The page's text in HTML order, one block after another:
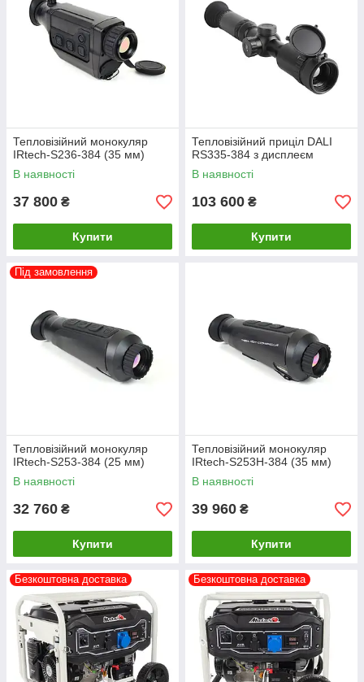
Тепловізійний монокуляр
IRtech-S236-384 (35 мм)
В наявності
37 800 ₴
Купити
Тепловізійний приціл DALI
RS335-384 з дисплеєм
В наявності
103 600 ₴
Купити
Під замовлення
Тепловізійний монокуляр
IRtech-S253-384 (25 мм)
В наявності
32 760 ₴
Купити
Тепловізійний монокуляр
IRtech-S253H-384 (35 мм)
В наявності
39 960 ₴
Купити
Безкоштовна доставка Безкоштовна доставка